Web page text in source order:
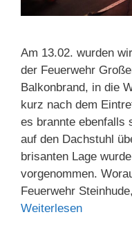
Am 13.02. wurden
der Feuerwehr
Balkonbrand, in die
kurz nach dem
es brannte ebenfalls
auf den Dachstuhl
brisanten Lage
vorgenommen.
Feuerwehr
Weiterlesen